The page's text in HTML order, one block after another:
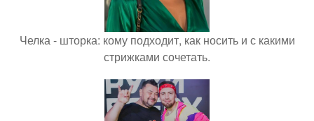
Челка - шторка: кому подходит, как носить и с какими
стрижками сочетать.